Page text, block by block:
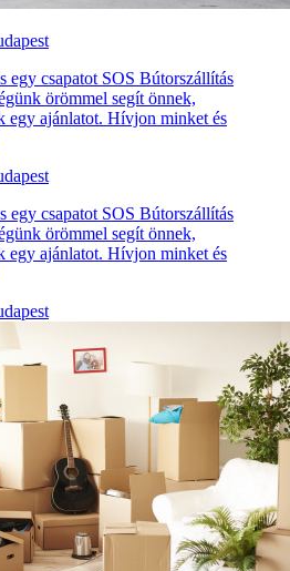
egy csapatot SOS Bútorszállítás
örömmel segít önnek,
egy ajánlatot. Hívjon minket és
egy csapatot SOS Bútorszállítás
örömmel segít önnek,
egy ajánlatot. Hívjon minket és